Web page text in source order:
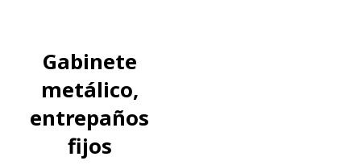
Gabinete
metálico,
entrepaños
fijos